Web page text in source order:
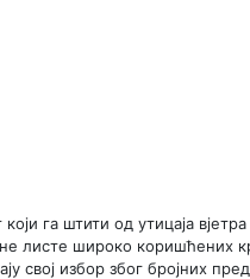
који га штити од утицаја
листе широко коришћених
свој избор због бројних